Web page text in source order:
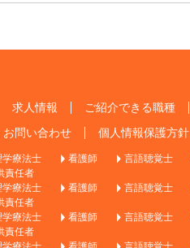
求人情報 ご紹介できる職種
お問い合わせ 個人情報保護方針
学療法士 看護師 言語聴覚士
責任者
学療法士 看護師 言語聴覚士
責任者
学療法士 看護師 言語聴覚士
責任者